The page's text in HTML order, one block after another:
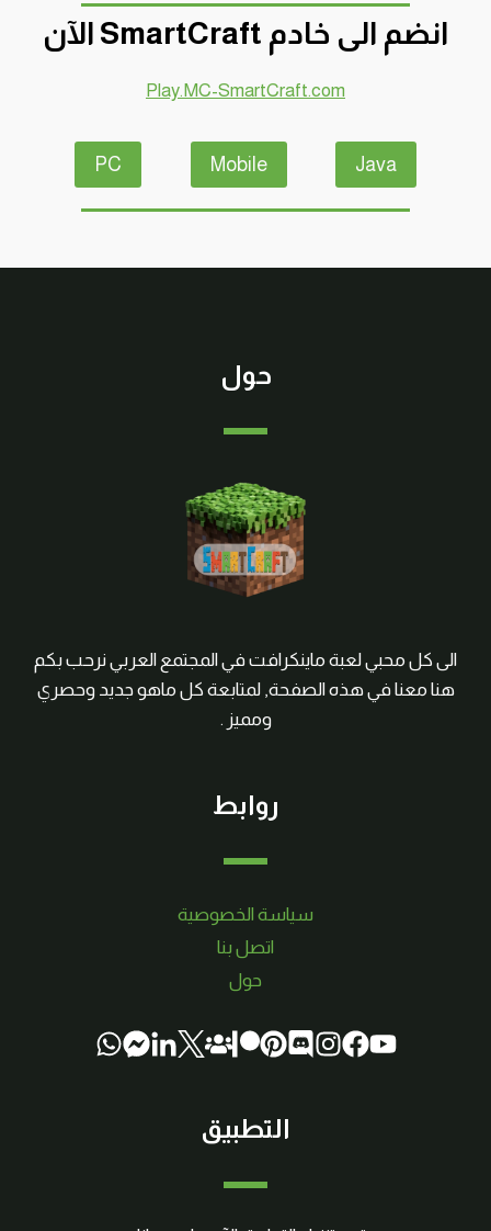
انضم الى خادم SmartCraft الآن
Play.MC-SmartCraft.com
Java
Mobile
PC
حول
الى كل محبي لعبة ماينكرافت في المجتمع العربي نرحب بكم
هنا معنا في هذه الصفحة, لمتابعة كل ماهو جديد وحصري
ومميز .
روابط
سياسة الخصوصية
اتصل بنا
حول
التطبيق